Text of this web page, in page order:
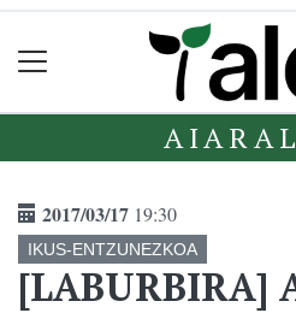
2017/03/17 19:30
IKUS-ENTZUNEZKOA
[LABURBIRA]